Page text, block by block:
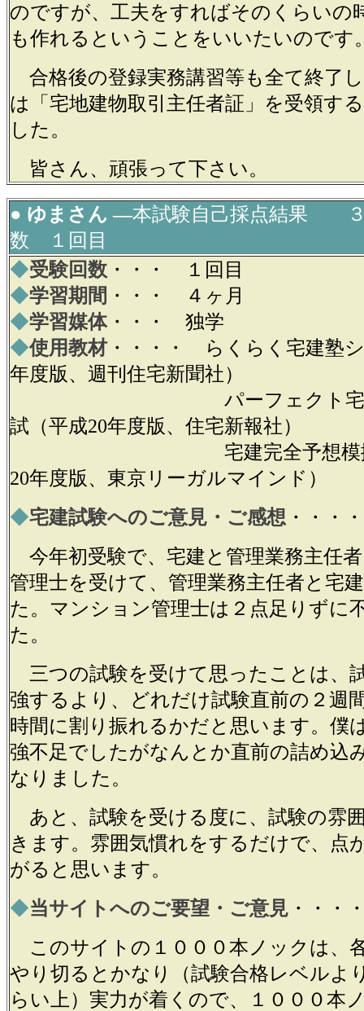
のですが、工夫をすればそのくらいの
も作れるということをいいたいのです
合格後の登録実務講習等も全て終了
は「宅地建物取引主任者証」を受領す
した。
皆さん、頑張って下さい。
● ゆまさん ―本試験自己採点結果 ３
数 １回目
◆受験回数 ・・・ １回目
◆学習期間 ・・・ ４ヶ月
◆学習媒体・・・ 独学
◆使用教材・・・・ らくらく宅建塾シ
年度版、週刊住宅新聞社）
パーフェクト宅建直
試（平成20年度版、住宅新報社）
宅建完全予想模擬試
20年度版、東京リーガルマインド）
◆宅建試験へのご意見・ご感想 ・・・・
今年初受験で、宅建と管理業務主任
管理士を受けて、管理業務主任者と宅
た。マンション管理士は２点足りずに
た。
三つの試験を受けて思ったことは、
強するより、どれだけ試験直前の２週
時間に割り振れるかだと思います。僕
強不足でしたがなんとか直前の詰め込
なりました。
あと、試験を受ける度に、試験の雰
きます。雰囲気慣れをするだけで、点
がると思います。
◆当サイトへのご要望・ご意見 ・・・
このサイトの１０００本ノックは、
やり切るとかなり（試験合格レベルよ
らい上）実力が着くので、１０００本